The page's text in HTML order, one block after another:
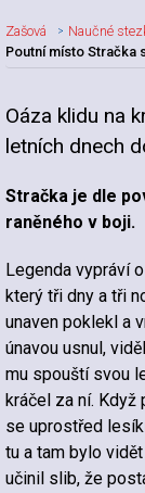
Zašová Naučné
Poutní místo Stračka
Oáza klidu na
letních dnech
Stračka je dle
raněného v boji.
Legenda vypráví
který tři dny a tři
unaven poklekl a
únavou usnul,
mu spouští svou
kráčel za ní. Když
se uprostřed
tu a tam bylo
učinil slib, že